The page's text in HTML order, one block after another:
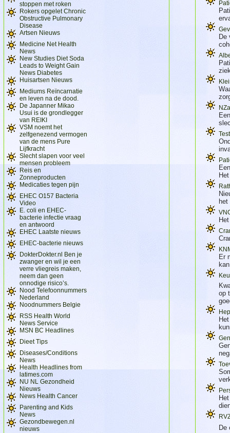
stoppen met roken
Rokers opgelet Chronic
Obstructive Pulmonary
Disease
Artsen Nieuws
Medicine Net Health
News
New Studies Diet Soda
Leads to Weight Gain
News Diabetes
Huisartsen Nieuws
Mediums Reïncarnatie
en leven na de dood.
De Japanner Mikao
Usui is de grondlegger
van REIKI
VSM noemt het
zelfgenezend vermogen
van de mens Pure
Lijfkracht
Slecht slapen voor veel
mensen probleem
Reis en
Zonneproducten
Medicaties tegen pijn
EHEC O157 Bacteria
Video
E. coli en EHEC-
bacterie infectie vraag
en antwoord
EHEC Laatste nieuws
EHEC-bacterie nieuws
DokterDokter.nl Ben je
zwanger en wil je een
verre vliegreis maken,
neem dan geen
onnodige risico’s.
Nood Telefoonnummers
Nederland
Noodnummers Belgie
RSS Health World
News Service
MSN BC Headlines
Dieet Tips
Diseases/Conditions
News
Health Headlines from
latimes.com
NU NL Gezondheid
Nieuws
News Health Cancer
Parenting and Kids
News
Gezondbewegen.nl
nieuws
De
het
Er
op
De